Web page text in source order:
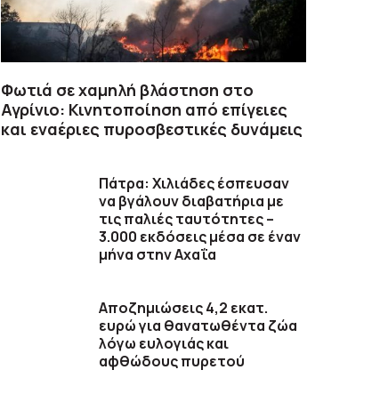
Φωτιά σε χαμηλή βλάστηση στο
Αγρίνιο: Κινητοποίηση από επίγειες
και εναέριες πυροσβεστικές δυνάμεις
Πάτρα: Χιλιάδες έσπευσαν
να βγάλουν διαβατήρια με
τις παλιές ταυτότητες –
3.000 εκδόσεις μέσα σε έναν
μήνα στην Αχαΐα
Αποζημιώσεις 4,2 εκατ.
ευρώ για θανατωθέντα ζώα
λόγω ευλογιάς και
αφθώδους πυρετού